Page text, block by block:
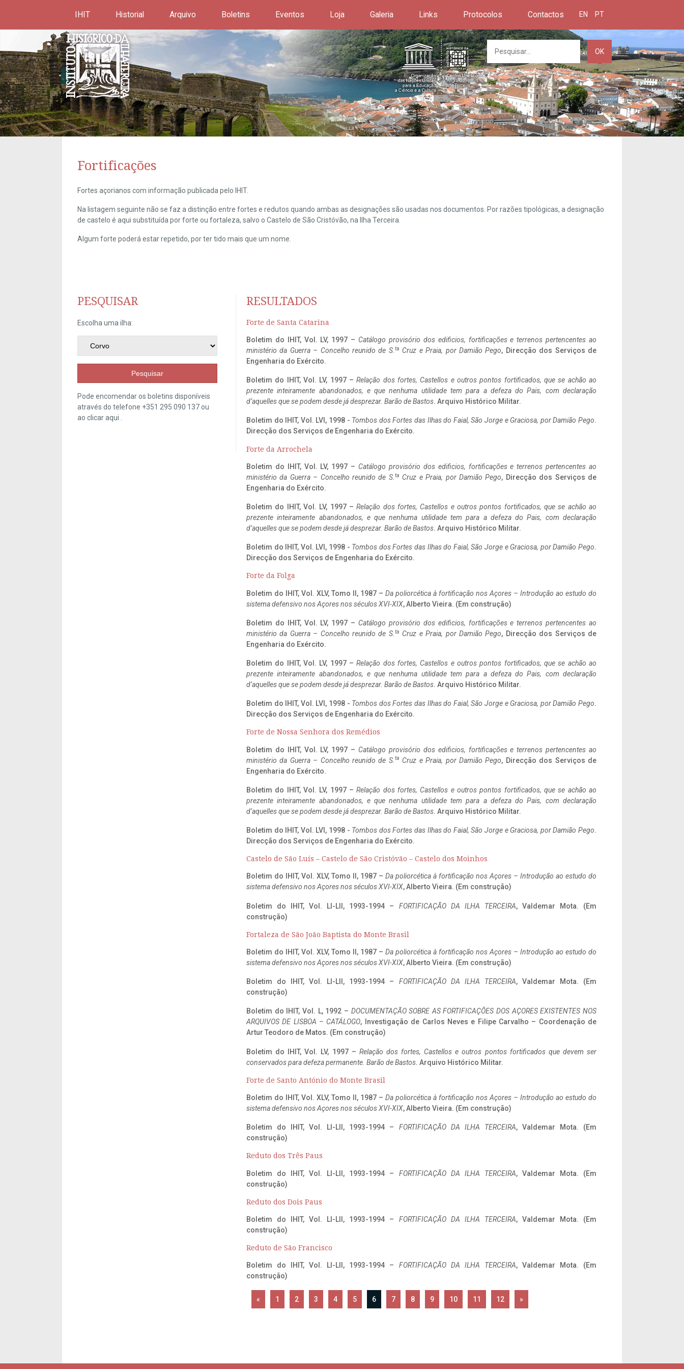
IHIT Historial Arquivo Boletins Eventos Loja Galeria Links Protocolos Contactos EN PT
OK
Fortificações
Fortes açorianos com informação publicada pelo IHIT.
Na listagem seguinte não se faz a distinção entre fortes e redutos quando ambas as designações são usadas nos documentos. Por razões tipológicas, a designação
de castelo é aqui substituída por forte ou fortaleza, salvo o Castelo de São Cristóvão, na Ilha Terceira.
Algum forte poderá estar repetido, por ter tido mais que um nome.
PESQUISAR
Escolha uma ilha:
Pesquisar
Pode encomendar os boletins disponíveis
através do telefone +351 295 090 137 ou
ao clicaraqui
RESULTADOS
Forte de Santa Catarina
Boletim do IHIT, Vol. LV, 1997 – Catálogo provisório dos edificios, fortificações e terrenos pertencentes ao
ministério da Guerra – Concelho reunido de S. ta Cruz e Praia, por Damião Pego, Direcção dos Serviços de
Engenharia do Exército.
Boletim do IHIT, Vol. LV, 1997 –Relação dos fortes, Castellos e outros pontos fortificados, que se achão ao
prezente inteiramente abandonados, e que nenhuma utilidade tem para a defeza do Pais, com declaração
d’aquelles que se podem desde já desprezar. Barão de Bastos. Arquivo Histórico Militar.
Boletim do IHIT, Vol. LVI, 1998 - Tombos dos Fortes das Ilhas do Faial, São Jorge e Graciosa, por Damião Pego.
Direcção dos Serviços de Engenharia do Exército.
Forte da Arrochela
Boletim do IHIT, Vol. LV, 1997 – Catálogo provisório dos edificios, fortificações e terrenos pertencentes ao
ministério da Guerra – Concelho reunido de S. ta Cruz e Praia, por Damião Pego, Direcção dos Serviços de
Engenharia do Exército.
Boletim do IHIT, Vol. LV, 1997 –Relação dos fortes, Castellos e outros pontos fortificados, que se achão ao
prezente inteiramente abandonados, e que nenhuma utilidade tem para a defeza do Pais, com declaração
d’aquelles que se podem desde já desprezar. Barão de Bastos. Arquivo Histórico Militar.
Boletim do IHIT, Vol. LVI, 1998 - Tombos dos Fortes das Ilhas do Faial, São Jorge e Graciosa, por Damião Pego.
Direcção dos Serviços de Engenharia do Exército.
Forte da Folga
Boletim do IHIT, Vol. XLV, Tomo II, 1987 – Da poliorcética à fortificação nos Açores – Introdução ao estudo do
sistema defensivo nos Açores nos séculos XVI-XIX, Alberto Vieira. (Em construção)
Boletim do IHIT, Vol. LV, 1997 – Catálogo provisório dos edificios, fortificações e terrenos pertencentes ao
ministério da Guerra – Concelho reunido de S. ta Cruz e Praia, por Damião Pego, Direcção dos Serviços de
Engenharia do Exército.
Boletim do IHIT, Vol. LV, 1997 –Relação dos fortes, Castellos e outros pontos fortificados, que se achão ao
prezente inteiramente abandonados, e que nenhuma utilidade tem para a defeza do Pais, com declaração
d’aquelles que se podem desde já desprezar. Barão de Bastos. Arquivo Histórico Militar.
Boletim do IHIT, Vol. LVI, 1998 - Tombos dos Fortes das Ilhas do Faial, São Jorge e Graciosa, por Damião Pego.
Direcção dos Serviços de Engenharia do Exército.
Forte de Nossa Senhora dos Remédios
Boletim do IHIT, Vol. LV, 1997 – Catálogo provisório dos edificios, fortificações e terrenos pertencentes ao
ministério da Guerra – Concelho reunido de S. ta Cruz e Praia, por Damião Pego, Direcção dos Serviços de
Engenharia do Exército.
Boletim do IHIT, Vol. LV, 1997 –Relação dos fortes, Castellos e outros pontos fortificados, que se achão ao
prezente inteiramente abandonados, e que nenhuma utilidade tem para a defeza do Pais, com declaração
d’aquelles que se podem desde já desprezar. Barão de Bastos. Arquivo Histórico Militar.
Boletim do IHIT, Vol. LVI, 1998 - Tombos dos Fortes das Ilhas do Faial, São Jorge e Graciosa, por Damião Pego.
Direcção dos Serviços de Engenharia do Exército.
Castelo de São Luís – Castelo de São Cristóvão – Castelo dos Moinhos
Boletim do IHIT, Vol. XLV, Tomo II, 1987 – Da poliorcética à fortificação nos Açores – Introdução ao estudo do
sistema defensivo nos Açores nos séculos XVI-XIX, Alberto Vieira. (Em construção)
Boletim do IHIT, Vol. LI-LII, 1993-1994 – FORTIFICAÇÃO DA ILHA TERCEIRA, Valdemar Mota. (Em
construção)
Fortaleza de São João Baptista do Monte Brasil
Boletim do IHIT, Vol. XLV, Tomo II, 1987 – Da poliorcética à fortificação nos Açores – Introdução ao estudo do
sistema defensivo nos Açores nos séculos XVI-XIX, Alberto Vieira. (Em construção)
Boletim do IHIT, Vol. LI-LII, 1993-1994 – FORTIFICAÇÃO DA ILHA TERCEIRA, Valdemar Mota. (Em
construção)
Boletim do IHIT, Vol. L, 1992 – DOCUMENTAÇÃO SOBRE AS FORTIFICAÇÕES DOS AÇORES EXISTENTES NOS
ARQUIVOS DE LISBOA – CATÁLOGO, Investigação de Carlos Neves e Filipe Carvalho – Coordenação de
Artur Teodoro de Matos. (Em construção)
Boletim do IHIT, Vol. LV, 1997 – Relação dos fortes, Castellos e outros pontos fortificados que devem ser
conservados para defeza permanente. Barão de Bastos. Arquivo Histórico Militar.
Forte de Santo António do Monte Brasil
Boletim do IHIT, Vol. XLV, Tomo II, 1987 – Da poliorcética à fortificação nos Açores – Introdução ao estudo do
sistema defensivo nos Açores nos séculos XVI-XIX, Alberto Vieira. (Em construção)
Boletim do IHIT, Vol. LI-LII, 1993-1994 – FORTIFICAÇÃO DA ILHA TERCEIRA, Valdemar Mota. (Em
construção)
Reduto dos Três Paus
Boletim do IHIT, Vol. LI-LII, 1993-1994 – FORTIFICAÇÃO DA ILHA TERCEIRA, Valdemar Mota. (Em
construção)
Reduto dos Dois Paus
Boletim do IHIT, Vol. LI-LII, 1993-1994 – FORTIFICAÇÃO DA ILHA TERCEIRA, Valdemar Mota. (Em
construção)
Reduto de São Francisco
Boletim do IHIT, Vol. LI-LII, 1993-1994 – FORTIFICAÇÃO DA ILHA TERCEIRA, Valdemar Mota. (Em
construção)
« 1 2 3 4 5 6 7 8 9 10 11 12 »